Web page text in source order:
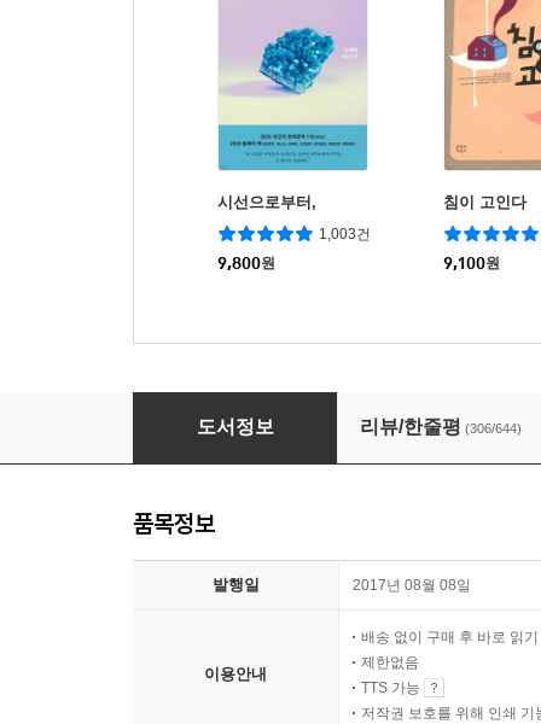
시선으로부터,
1,003건
9,800원
침이 고인다
9,100원
바깥은 여름
도서정보 리뷰/한줄평 (306/644)
품목정보
발행일 2017년 08월 08일
이용안내
배송 없이 구매 후 바로 읽기
제한없음
TTS 가능
저작권 보호를 위해 인쇄 기